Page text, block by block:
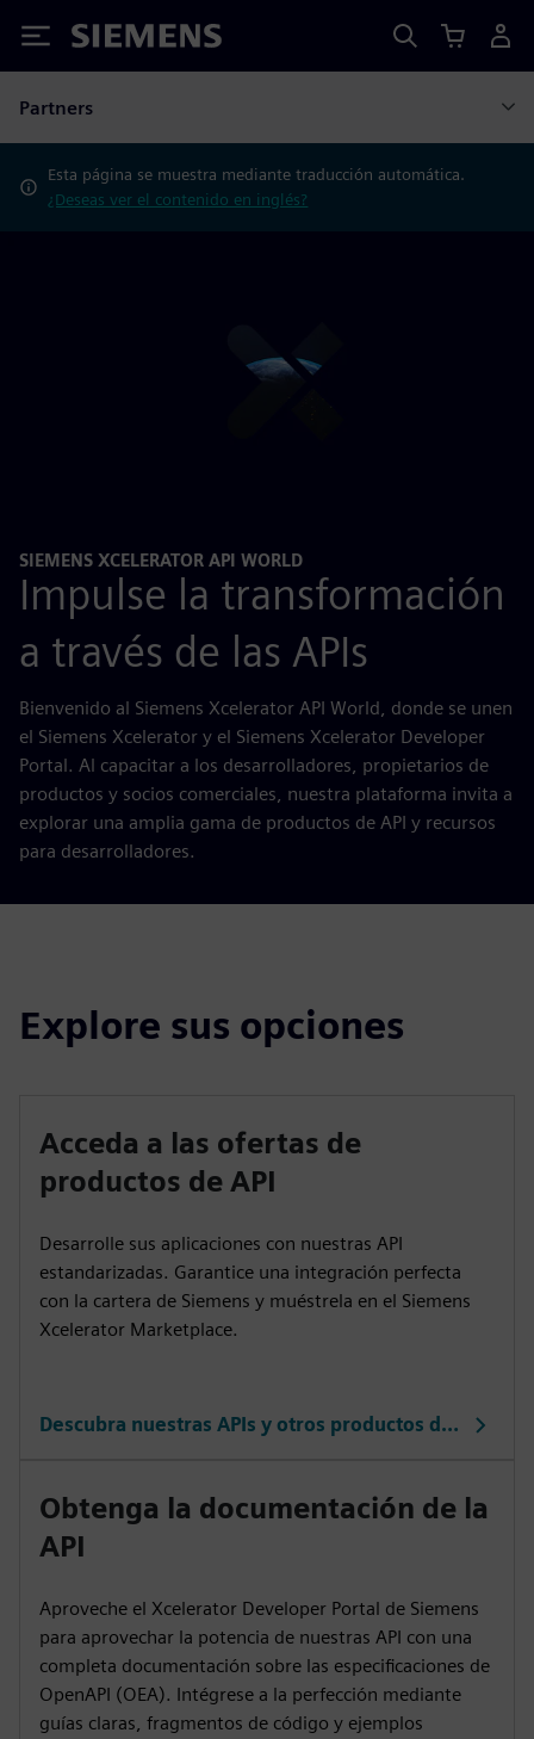
Siemens
Partners
Esta página se muestra mediante traducción automática.
¿Deseas ver el contenido en inglés?
SIEMENS XCELERATOR API WORLD
Impulse la transformación
a través de las APIs
Bienvenido al Siemens Xcelerator API World, donde se unen
el Siemens Xcelerator y el Siemens Xcelerator Developer
Portal. Al capacitar a los desarrolladores, propietarios de
productos y socios comerciales, nuestra plataforma invita a
explorar una amplia gama de productos de API y recursos
para desarrolladores.
Explore sus opciones
Acceda a las ofertas de
productos de API
Desarrolle sus aplicaciones con nuestras API
estandarizadas. Garantice una integración perfecta
con la cartera de Siemens y muéstrela en el Siemens
Xcelerator Marketplace.
Descubra nuestras APIs y otros productos de Siemens
Obtenga la documentación de la
API
Aproveche el Xcelerator Developer Portal de Siemens
para aprovechar la potencia de nuestras API con una
completa documentación sobre las especificaciones de
OpenAPI (OEA). Intégrese a la perfección mediante
guías claras, fragmentos de código y ejemplos